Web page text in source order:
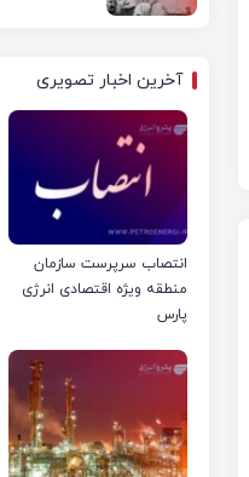
آخرین اخبار تصویری
انتصاب سرپرست سازمان
منطقه ویژه اقتصادی انرژی
پارس